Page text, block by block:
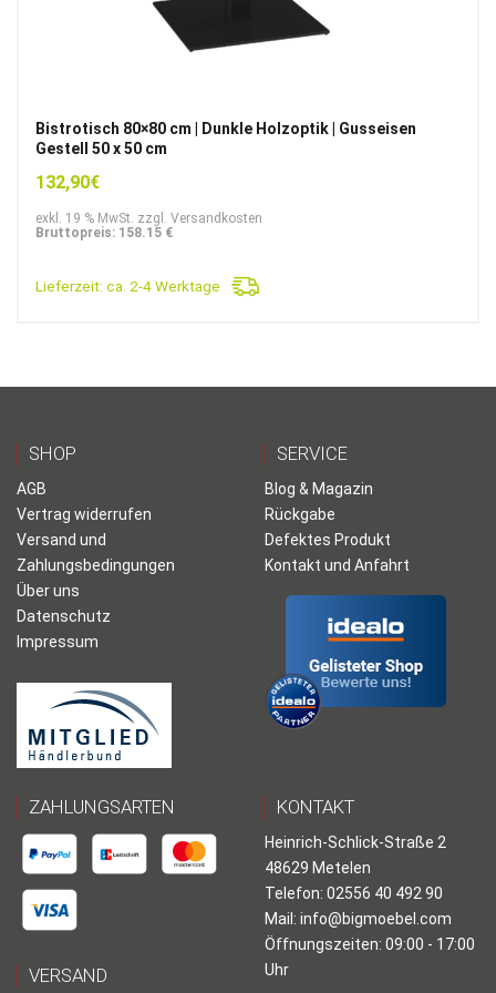
Bistrotisch 80×80 cm | Dunkle Holzoptik | Gusseisen
Gestell 50 x 50 cm
132,90€
exkl. 19 % MwSt. zzgl. Versandkosten
Bruttopreis: 158.15 €
Lieferzeit: ca. 2-4 Werktage
SHOP
AGB
Vertrag widerrufen
Versand und
Zahlungsbedingungen
Über uns
Datenschutz
Impressum
SERVICE
Blog & Magazin
Rückgabe
Defektes Produkt
Kontakt und Anfahrt
ZAHLUNGSARTEN
VERSAND
KONTAKT
Heinrich-Schlick-Straße 2
48629 Metelen
Telefon: 02556 40 492 90
Mail: info@bigmoebel.com
Öffnungszeiten: 09:00 - 17:00
Uhr